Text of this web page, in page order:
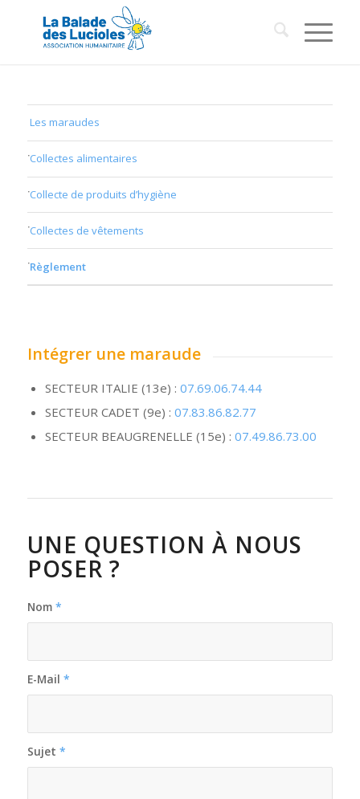
Les maraudes
Collectes alimentaires
Collecte de produits d’hygiène
Collectes de vêtements
Règlement
Intégrer une maraude
SECTEUR ITALIE (13e) : 07.69.06.74.44
SECTEUR CADET (9e) : 07.83.86.82.77
SECTEUR BEAUGRENELLE (15e) : 07.49.86.73.00
UNE QUESTION À NOUS
POSER ?
Nom *
E-Mail *
Sujet *